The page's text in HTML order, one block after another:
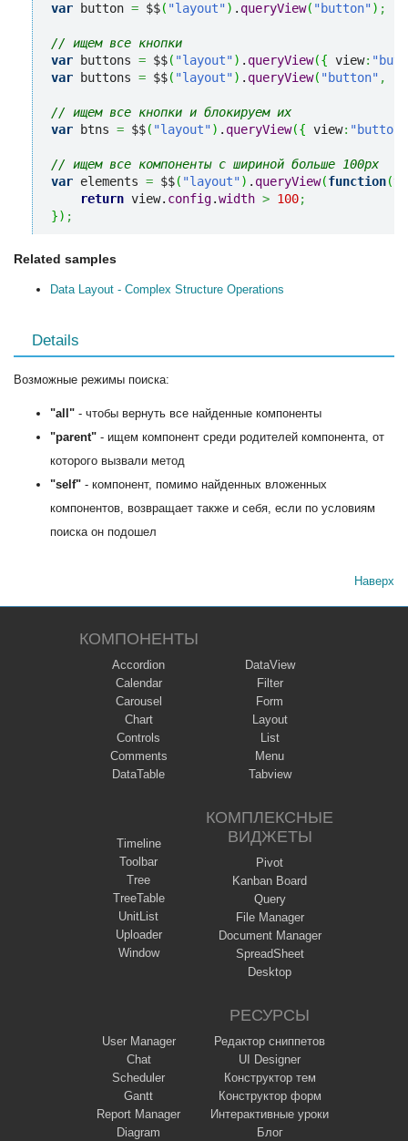
var button = $$( "layout") . queryView( "button") ;
// ищем все кнопки
var buttons = $$( "layout") . queryView({ view:
var buttons = $$( "layout") . queryView( "button" ,
// ищем все кнопки и блокируем их
var btns = $$( "layout") . queryView({ view: "button"
// ищем все компоненты с шириной больше 100px
var elements = $$( "layout") . queryView(function(
return view. config.width > 100;
}) ;
Related samples
Data Layout - Complex Structure Operations
Details
Возможные режимы поиска:
"all" - чтобы вернуть все найденные компоненты
"parent" - ищем компонент среди родителей компонента, от
которого вызвали метод
"self" - компонент, помимо найденных вложенных
компонентов, возвращает также и себя, если по условиям
поиска он подошел
Наверх
КОМПОНЕНТЫ
Accordion
Calendar
Carousel
Chart
Controls
Comments
DataTable
DataView
Filter
Form
Layout
List
Menu
Tabview
Timeline
Toolbar
Tree
TreeTable
UnitList
Uploader
Window
КОМПЛЕКСНЫЕ
ВИДЖЕТЫ
Pivot
Kanban Board
Query
File Manager
Document Manager
SpreadSheet
Desktop
User Manager
Chat
Scheduler
Gantt
Report Manager
Diagram
РЕСУРСЫ
Редактор сниппетов
UI Designer
Конструктор тем
Конструктор форм
Интерактивные уроки
Блог